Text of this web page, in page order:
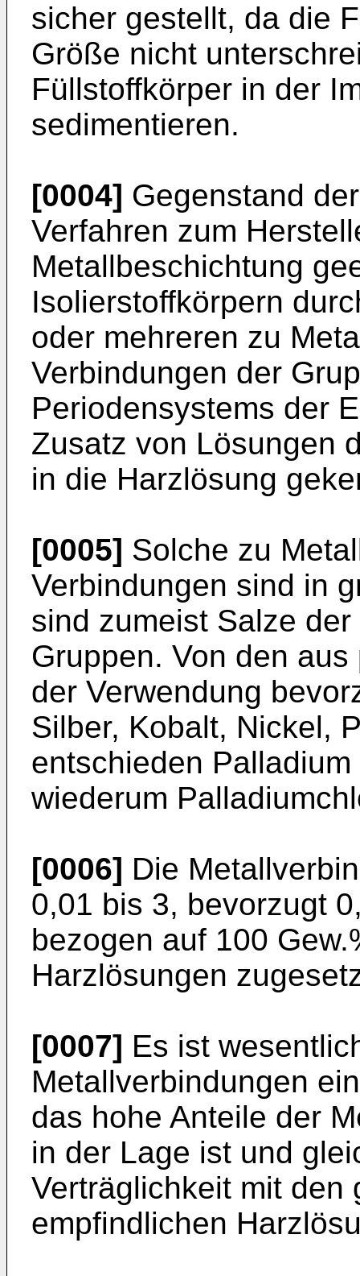
sicher gestellt, da die
Größe nicht
Füllstoffkörper in der
sedimentieren.
[0004] Gegenstand
Verfahren zum
Metallbeschichtung
Isolierstoffkörpern
oder mehreren zu
Verbindungen der
Periodensystems der
Zusatz von Lösungen
in die Harzlösung
[0005] Solche zu
Verbindungen sind in
sind zumeist Salze
Gruppen. Von den
der Verwendung
Silber, Kobalt, Nickel,
entschieden
wiederum
[0006] Die
0,01 bis 3, bevorzugt
bezogen auf 100
Harzlösungen
[0007] Es ist
Metallverbindungen
das hohe Anteile der
in der Lage ist und
Verträglichkeit mit den
empfindlichen